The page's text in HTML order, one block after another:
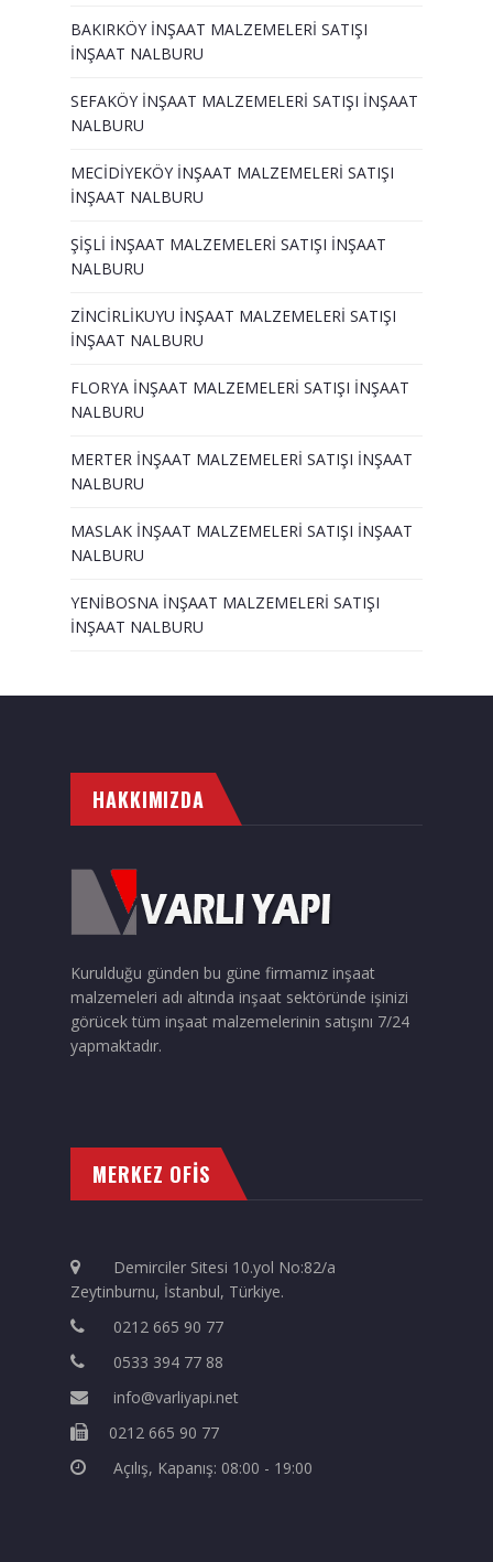
BAKIRKÖY İNŞAAT MALZEMELERİ SATIŞI
İNŞAAT NALBURU
SEFAKÖY İNŞAAT MALZEMELERİ SATIŞI İNŞAAT
NALBURU
MECİDİYEKÖY İNŞAAT MALZEMELERİ SATIŞI
İNŞAAT NALBURU
ŞİŞLİ İNŞAAT MALZEMELERİ SATIŞI İNŞAAT
NALBURU
ZİNCİRLİKUYU İNŞAAT MALZEMELERİ SATIŞI
İNŞAAT NALBURU
FLORYA İNŞAAT MALZEMELERİ SATIŞI İNŞAAT
NALBURU
MERTER İNŞAAT MALZEMELERİ SATIŞI İNŞAAT
NALBURU
MASLAK İNŞAAT MALZEMELERİ SATIŞI İNŞAAT
NALBURU
YENİBOSNA İNŞAAT MALZEMELERİ SATIŞI
İNŞAAT NALBURU
HAKKIMIZDA
Kurulduğu günden bu güne firmamız inşaat
malzemeleri adı altında inşaat sektöründe işinizi
görücek tüm inşaat malzemelerinin satışını 7/24
yapmaktadır.
MERKEZ OFİS
Demirciler Sitesi 10.yol No:82/a
Zeytinburnu, İstanbul, Türkiye.
0212 665 90 77
0533 394 77 88
info@varliyapi.net
0212 665 90 77
Açılış, Kapanış: 08:00 - 19:00